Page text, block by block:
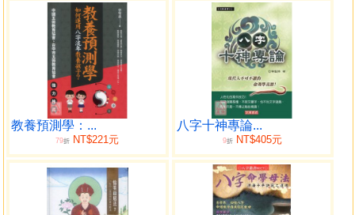
易，論人難，何以故？ 八字為因，心為緣，己心自知，
結果易推；有因無緣，人心不明，是以難卜，此所以佛門
曰：命非宿命，心可改；亦所以子平合化沖之難有定論之故
余子平之研習者，深感命學之沉淪已久，雖曰學亦有
運，興衰起伏在所難免，然後天可用，人力可補一二，茍社
會人士皆能略識子平之無，則命學將無神秘之有，人將不斥
為江湖之術、糊口之學，終得與諸學平起平坐，無有下焉；
更甚者，知守進退，避凶趨吉，擷長補短，亦有利於國家，
社會、家庭、個人焉。乃文此書，述子平之淺理，談八字之
概要，期引習者於正路，並和同好切磋焉。
教養預測學：...
79折 NT$221元
八字十神專論...
9折 NT$405元